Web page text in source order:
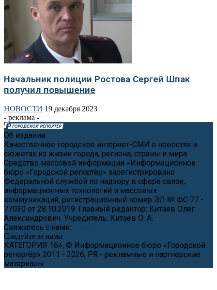
Начальник полиции Ростова Сергей Шпак
получил повышение
НОВОСТИ 19 декабря 2023
- реклама -
Об издании
Качественное городское интернет-СМИ о новостях и
сюжетах из жизни города, региона, страны и мира.
Средство массовой информации «Информационное
бюро «Городской репортёр» зарегистрировано
Федеральной службой по надзору в сфере связи,
информационных технологий и массовых
коммуникаций, регистрационный номер ЭЛ № ФС 77 -
77030 от 28.10.2019. Главный редактор: Китаев Олег
Александрович. Учредитель: Китаев О. А.
Свяжитесь с нами:
Следуйте за нами
КАТЕГОРИЯ 16+, © Информационное бюро «Городской
репортёр» 2011 - 2026, PR - рекламные и партнерские
материалы.